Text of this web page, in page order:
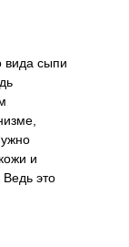
вида сыпи
и
Ведь это